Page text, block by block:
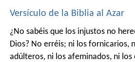
Versículo de la Biblia al Azar
¿No sabéis que los injustos no
Dios? No erréis; ni los fornicarios,
adúlteros, ni los afeminados, ni los